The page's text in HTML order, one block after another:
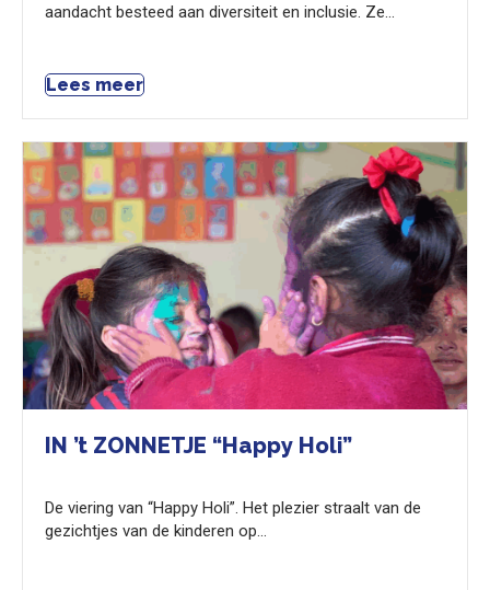
aandacht besteed aan diversiteit en inclusie. Ze…
Lees meer
IN ’t ZONNETJE “Happy Holi”
De viering van “Happy Holi”. Het plezier straalt van de
gezichtjes van de kinderen op…